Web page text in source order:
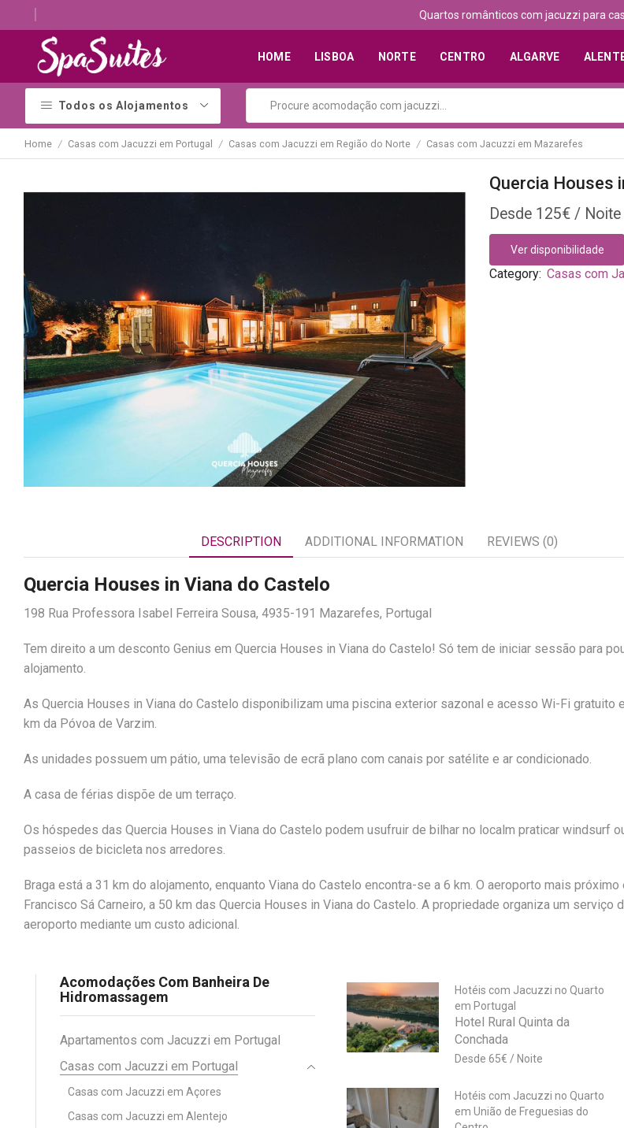
Quartos românticos com jacuzzi para
HOME LISBOA NORTE CENTRO ALGARVE
Todos os Alojamentos
Home / Casas com Jacuzzi em Portugal / Casas com Jacuzzi em Região do Norte / Casas com Jacuzzi em Mazarefes
Quercia Houses
125€
Ver disponibilidade
Category: Casas com
DESCRIPTION ADDITIONAL INFORMATION REVIEWS (0)
Quercia Houses in Viana do Castelo
198 Rua Professora Isabel Ferreira Sousa, 4935-191 Mazarefes, Portugal
Tem direito a um desconto Genius em Quercia Houses in Viana do Castelo! Só tem de iniciar sessão para
alojamento.
As Quercia Houses in Viana do Castelo disponibilizam uma piscina exterior sazonal e acesso Wi-Fi gratuito
km da Póvoa de Varzim.
As unidades possuem um pátio, uma televisão de ecrã plano com canais por satélite e ar condicionado.
A casa de férias dispõe de um terraço.
Os hóspedes das Quercia Houses in Viana do Castelo podem usufruir de bilhar no localm praticar windsurf
passeios de bicicleta nos arredores.
Braga está a 31 km do alojamento, enquanto Viana do Castelo encontra-se a 6 km. O aeroporto mais
Francisco Sá Carneiro, a 50 km das Quercia Houses in Viana do Castelo. A propriedade organiza um serviço
aeroporto mediante um custo adicional.
Acomodações Com Banheira De
Hidromassagem
Apartamentos com Jacuzzi em Portugal
Casas com Jacuzzi em Portugal
Casas com Jacuzzi em Açores
Casas com Jacuzzi em Alentejo
Hotéis com Jacuzzi no Quarto
em Portugal
Hotel Rural Quinta da
Conchada
65€
Hotéis com Jacuzzi no Quarto
em União de Freguesias do